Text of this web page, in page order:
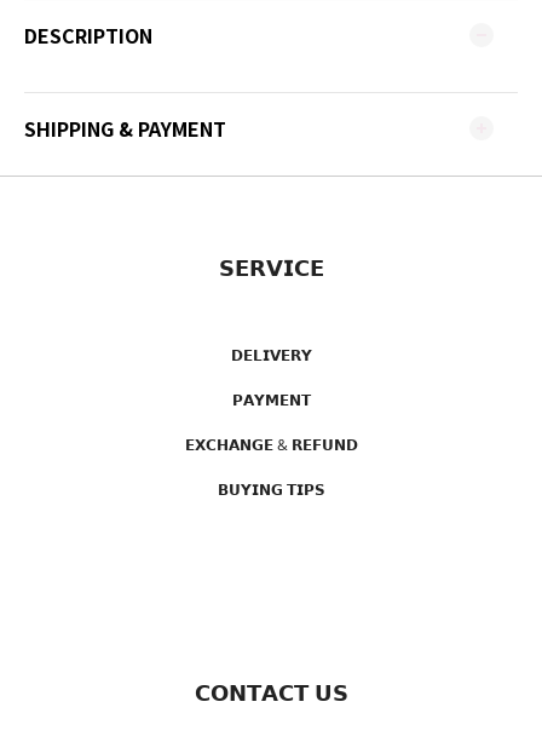
DESCRIPTION
SHIPPING & PAYMENT
𝗦𝗘𝗥𝗩𝗜𝗖𝗘
𝗗𝗘𝗟𝗜𝗩𝗘𝗥𝗬
𝗣𝗔𝗬𝗠𝗘𝗡𝗧
𝗘𝗫𝗖𝗛𝗔𝗡𝗚𝗘 & 𝗥𝗘𝗙𝗨𝗡𝗗
𝗕𝗨𝗬𝗜𝗡𝗚 𝗧𝗜𝗣𝗦
𝗖𝗢𝗡𝗧𝗔𝗖𝗧 𝗨𝗦